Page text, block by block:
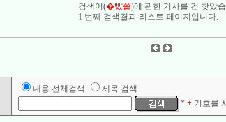
검색어(�뺤쭅)에 관한 기사를 건 찾았
1 번째 검색결과 리스트 페이지입니다.
내용 전체검색
제목 검색
* +기호를